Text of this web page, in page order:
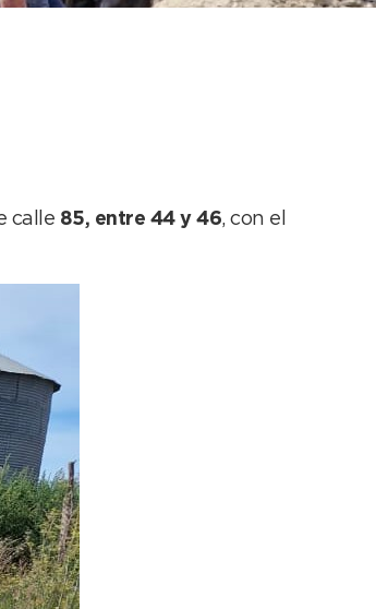
calle 85, entre 44 y 46, con el